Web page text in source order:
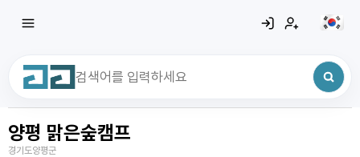
최근 검색어
양평 맑은숲캠프
경기도양평군